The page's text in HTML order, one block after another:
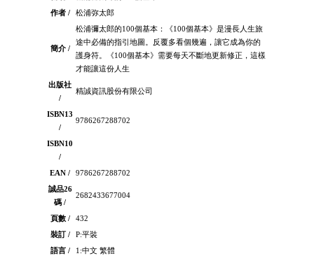
作者 /
松浦弥太郎
簡介 /
松浦彌太郎的100個基本：《100個基本》是漫長人生旅
途中必備的指引地圖。反覆多看個幾遍，讓它成為你的
護身符。《100個基本》需要每天不斷地更新修正，這樣
才能讓這份人生
出版社
/
精誠資訊股份有限公司
ISBN13
/
9786267288702
ISBN10
/
EAN /
9786267288702
誠品26
碼 /
2682433677004
頁數 /
432
裝訂 /
P:平裝
語言 /
1:中文 繁體